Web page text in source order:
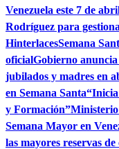
Venezuela este 7 de
Rodríguez para
HinterlacesSemana
oficialGobierno
jubilados y madres en
en Semana Santa
y Formación”
Semana Mayor en
las mayores reservas